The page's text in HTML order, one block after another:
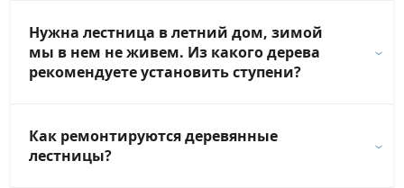
Нужна лестница в летний дом, зимой
мы в нем не живем. Из какого дерева
рекомендуете установить ступени?
Как ремонтируются деревянные
лестницы?